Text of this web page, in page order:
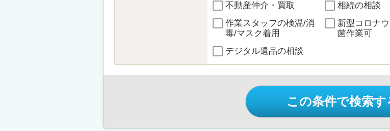
不動産仲介・買取
相続の相談
作業スタッフの検温/消
毒/マスク着用
新型コロナ
菌作業可
デジタル遺品の相談
この条件で検索す